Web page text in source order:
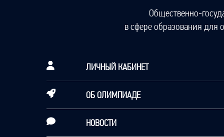
Общественно-
в сфере образования для
ЛИЧНЫЙ КАБИНЕТ
ОБ ОЛИМПИАДЕ
НОВОСТИ